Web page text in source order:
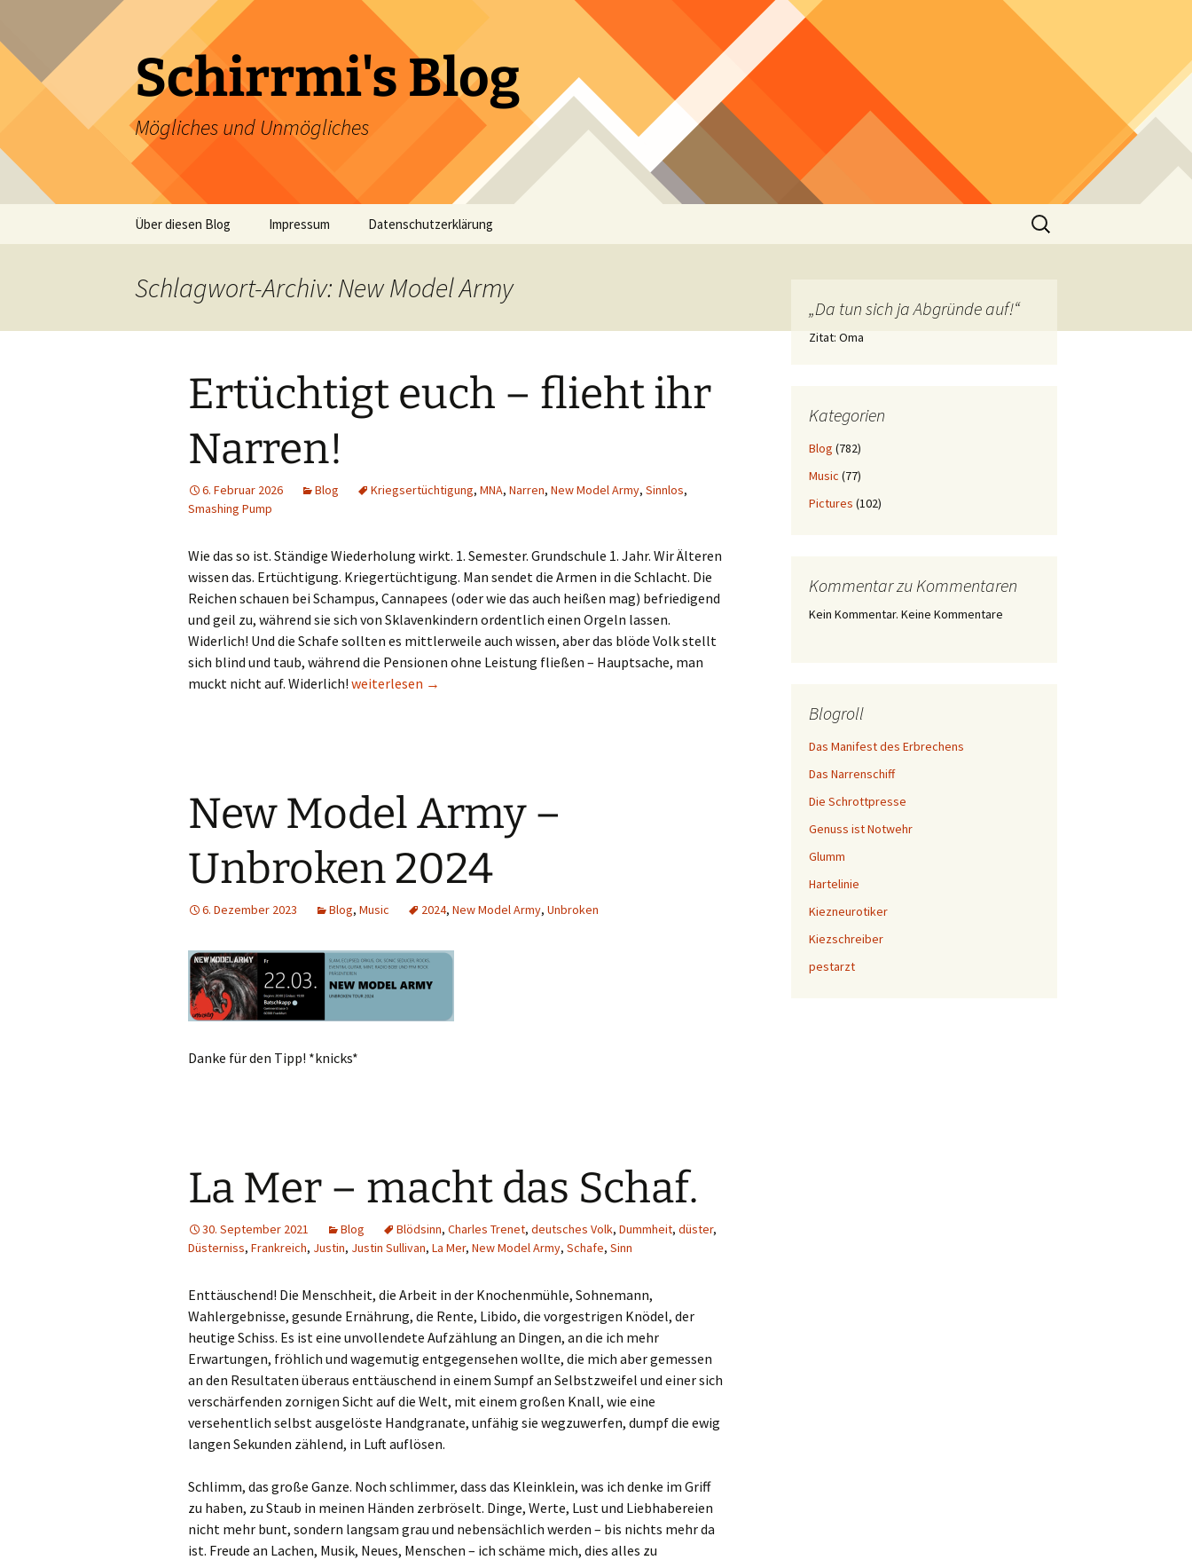
springen
Schirrmi's Blog
Mögliches und Unmögliches
Über diesen Blog Impressum Datenschutzerklärung
Suchen
nach:
Schlagwort-Archiv: New Model Army
Ertüchtigt euch – flieht ihr
Narren!
6. Februar 2026 Blog Kriegsertüchtigung, MNA, Narren, New Model Army, Sinnlos,
Smashing Pump
Wie das so ist. Ständige Wiederholung wirkt. 1. Semester. Grundschule 1. Jahr. Wir Älteren
wissen das. Ertüchtigung. Kriegertüchtigung. Man sendet die Armen in die Schlacht. Die
Reichen schauen bei Schampus, Cannapees (oder wie das auch heißen mag) befriedigend
und geil zu, während sie sich von Sklavenkindern ordentlich einen Orgeln lassen.
Widerlich! Und die Schafe sollten es mittlerweile auch wissen, aber das blöde Volk stellt
sich blind und taub, während die Pensionen ohne Leistung fließen – Hauptsache, man
muckt nicht auf. Widerlich! Ertüchtigt euch – flieht ihr Narren!
weiterlesen →
New Model Army –
Unbroken 2024
6. Dezember 2023 Blog, Music 2024, New Model Army, Unbroken
Danke für den Tipp! *knicks*
La Mer – macht das Schaf.
30. September 2021 Blog Blödsinn, Charles Trenet, deutsches Volk, Dummheit, düster,
Düsterniss, Frankreich, Justin, Justin Sullivan, La Mer, New Model Army, Schafe, Sinn
Enttäuschend! Die Menschheit, die Arbeit in der Knochenmühle, Sohnemann,
Wahlergebnisse, gesunde Ernährung, die Rente, Libido, die vorgestrigen Knödel, der
heutige Schiss. Es ist eine unvollendete Aufzählung an Dingen, an die ich mehr
Erwartungen, fröhlich und wagemutig entgegensehen wollte, die mich aber gemessen
an den Resultaten überaus enttäuschend in einem Sumpf an Selbstzweifel und einer sich
verschärfenden zornigen Sicht auf die Welt, mit einem großen Knall, wie eine
versehentlich selbst ausgelöste Handgranate, unfähig sie wegzuwerfen, dumpf die ewig
langen Sekunden zählend, in Luft auflösen.
Schlimm, das große Ganze. Noch schlimmer, dass das Kleinklein, was ich denke im Griff
zu haben, zu Staub in meinen Händen zerbröselt. Dinge, Werte, Lust und Liebhabereien
nicht mehr bunt, sondern langsam grau und nebensächlich werden – bis nichts mehr da
ist. Freude an Lachen, Musik, Neues, Menschen – ich schäme mich, dies alles zu
„Da tun sich ja Abgründe auf!“
Zitat: Oma
Kategorien
Blog (782)
Music (77)
Pictures (102)
Kommentar zu Kommentaren
Kein Kommentar. Keine Kommentare
Blogroll
Das Manifest des Erbrechens
Das Narrenschiff
Die Schrottpresse
Genuss ist Notwehr
Glumm
Hartelinie
Kiezneurotiker
Kiezschreiber
pestarzt